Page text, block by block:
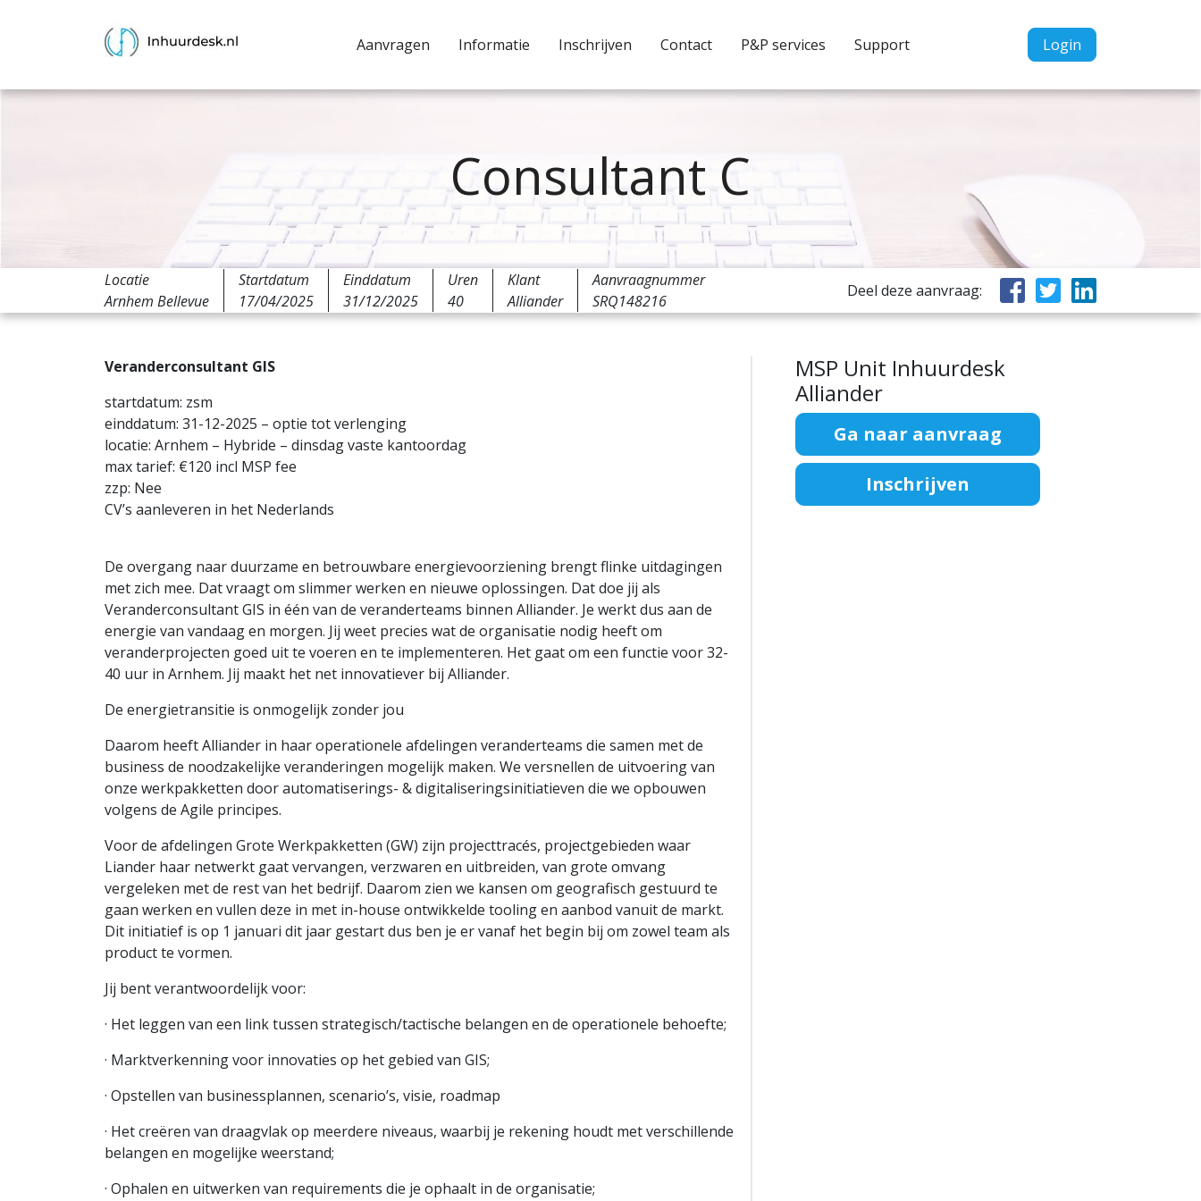
Aanvragen Informatie Inschrijven Contact P&P services Support Login
Consultant C
Locatie
Arnhem Bellevue
Startdatum
17/04/2025
Einddatum
31/12/2025
Uren
40
Klant
Alliander
Aanvraagnummer
SRQ148216
Deel deze aanvraag:
Veranderconsultant GIS
startdatum: zsm
einddatum: 31-12-2025 – optie tot verlenging
locatie: Arnhem – Hybride – dinsdag vaste kantoordag
max tarief: €120 incl MSP fee
zzp: Nee
CV’s aanleveren in het Nederlands
De overgang naar duurzame en betrouwbare energievoorziening brengt flinke uitdagingen
met zich mee. Dat vraagt om slimmer werken en nieuwe oplossingen. Dat doe jij als
Veranderconsultant GIS in één van de veranderteams binnen Alliander. Je werkt dus aan de
energie van vandaag en morgen. Jij weet precies wat de organisatie nodig heeft om
veranderprojecten goed uit te voeren en te implementeren. Het gaat om een functie voor 32-
40 uur in Arnhem. Jij maakt het net innovatiever bij Alliander.
De energietransitie is onmogelijk zonder jou
Daarom heeft Alliander in haar operationele afdelingen veranderteams die samen met de
business de noodzakelijke veranderingen mogelijk maken. We versnellen de uitvoering van
onze werkpakketten door automatiserings- & digitaliseringsinitiatieven die we opbouwen
volgens de Agile principes.
Voor de afdelingen Grote Werkpakketten (GW) zijn projecttracés, projectgebieden waar
Liander haar netwerkt gaat vervangen, verzwaren en uitbreiden, van grote omvang
vergeleken met de rest van het bedrijf. Daarom zien we kansen om geografisch gestuurd te
gaan werken en vullen deze in met in-house ontwikkelde tooling en aanbod vanuit de markt.
Dit initiatief is op 1 januari dit jaar gestart dus ben je er vanaf het begin bij om zowel team als
product te vormen.
Jij bent verantwoordelijk voor:
· Het leggen van een link tussen strategisch/tactische belangen en de operationele behoefte;
· Marktverkenning voor innovaties op het gebied van GIS;
· Opstellen van businessplannen, scenario’s, visie, roadmap
· Het creëren van draagvlak op meerdere niveaus, waarbij je rekening houdt met verschillende
belangen en mogelijke weerstand;
· Ophalen en uitwerken van requirements die je ophaalt in de organisatie;
MSP Unit Inhuurdesk
Alliander
Ga naar aanvraag
Inschrijven
Inloggen
Home
P&P services
Support